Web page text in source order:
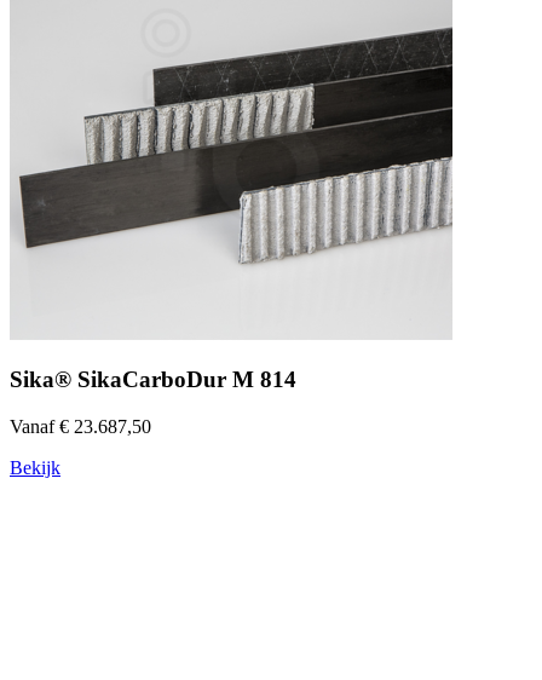
Sika® SikaCarboDur M 814
Vanaf € 23.687,50
Bekijk